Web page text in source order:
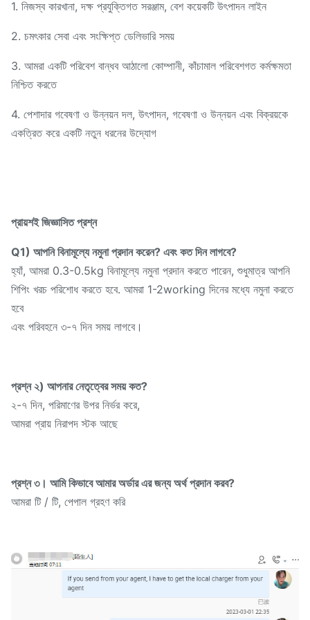
1. নিজস্ব কারখানা, দক্ষ প্রযুক্তিগত সরঞ্জাম, বেশ কয়েকটি উৎপাদন লাইন
2. চমৎকার সেবা এবং সংক্ষিপ্ত ডেলিভারি সময়
3. আমরা একটি পরিবেশ বান্ধব আঠালো কোম্পানী, কাঁচামাল পরিবেশগত কর্মক্ষমতা
নিশ্চিত করতে
4. পেশাদার গবেষণা ও উন্নয়ন দল, উৎপাদন, গবেষণা ও উন্নয়ন এবং বিক্রয়কে
একত্রিত করে একটি নতুন ধরনের উদ্যোগ
প্রায়শই জিজ্ঞাসিত প্রশ্ন
Q1) আপনি বিনামূল্যে নমুনা প্রদান করেন? এবং কত দিন লাগবে?
হ্যাঁ, আমরা 0.3-0.5kg বিনামূল্যে নমুনা প্রদান করতে পারেন, শুধুমাত্র আপনি
শিপিং খরচ পরিশোধ করতে হবে. আমরা 1-2working দিনের মধ্যে নমুনা করতে
হবে
এবং পরিবহনে ৩-৭ দিন সময় লাগবে।
প্রশ্ন ২) আপনার নেতৃত্বের সময় কত?
২-৭ দিন, পরিমাণের উপর নির্ভর করে,
আমরা প্রায় নিরাপদ স্টক আছে
প্রশ্ন ৩। আমি কিভাবে আমার অর্ডার এর জন্য অর্থ প্রদান করব?
আমরা টি / টি, পেপাল গ্রহণ করি